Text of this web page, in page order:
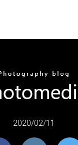
2020/02/11